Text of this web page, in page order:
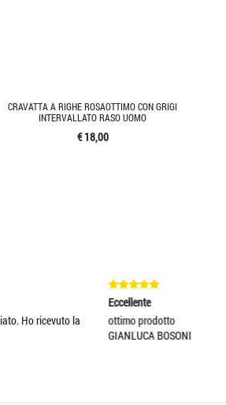
CRAVATTA A RIGHE ROSAOTTIMO CON GRIGI
INTERVALLATO RASO UOMO
€ 18,00
ottimo prodotto